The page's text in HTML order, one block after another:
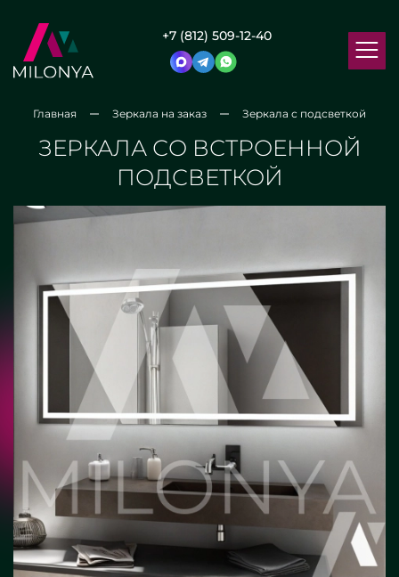
+7 (812) 509-12-40
Главная Зеркала на заказ Зеркала с подсветкой
ЗЕРКАЛА СО ВСТРОЕННОЙ
ПОДСВЕТКОЙ